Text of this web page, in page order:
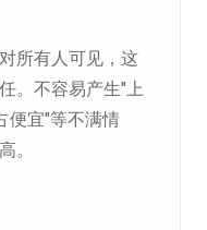
所有人可见，这
。不容易产生"上
便宜"等不满情
。